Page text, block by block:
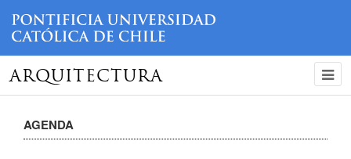
ARQUITECTURA
AGENDA